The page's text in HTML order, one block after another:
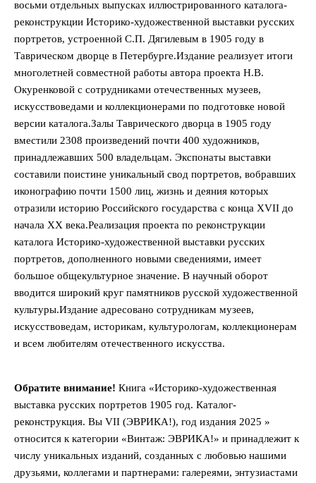
восьми отдельных выпусках иллюстрированного каталога-
реконструкции Историко-художественной выставки русских
портретов, устроенной С.П. Дягилевым в 1905 году в
Таврическом дворце в Петербурге.Издание реализует итоги
многолетней совместной работы автора проекта Н.В.
Окуренковой с сотрудниками отечественных музеев,
искусствоведами и коллекционерами по подготовке новой
версии каталога.Залы Таврического дворца в 1905 году
вместили 2308 произведений почти 400 художников,
принадлежавших 500 владельцам. Экспонаты выставки
составили поистине уникальный свод портретов, вобравших
иконографию почти 1500 лиц, жизнь и деяния которых
отразили историю Российского государства с конца XVII до
начала ХХ века.Реализация проекта по реконструкции
каталога Историко-художественной выставки русских
портретов, дополненного новыми сведениями, имеет
большое общекультурное значение. В научный оборот
вводится широкий круг памятников русской художественной
культуры.Издание адресовано сотрудникам музеев,
искусствоведам, историкам, культурологам, коллекционерам
и всем любителям отечественного искусства.
Обратите внимание! Книга «Историко-художественная
выставка русских портретов 1905 год. Каталог-
реконструкция. Вы VII (ЭВРИКА!), год издания 2025 »
относится к категории «Винтаж: ЭВРИКА!» и принадлежит к
числу уникальных изданий, созданных с любовью нашими
друзьями, коллегами и партнерами: галереями, энтузиастами